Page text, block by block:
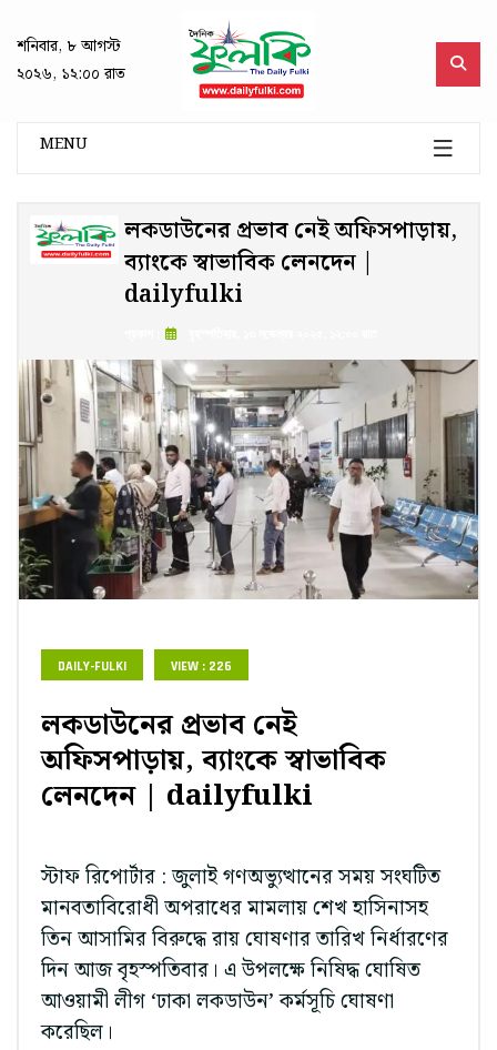
শনিবার, ৮ আগস্ট
২০২৬, ১২:০০ রাত
MENU
লকডাউনের প্রভাব নেই অফিসপাড়ায়,
ব্যাংকে স্বাভাবিক লেনদেন |
dailyfulki
DAILY-FULKI VIEW : 226
লকডাউনের প্রভাব নেই
অফিসপাড়ায়, ব্যাংকে স্বাভাবিক
লেনদেন | dailyfulki
স্টাফ রিপোর্টার : জুলাই গণঅভ্যুত্থানের সময় সংঘটিত
মানবতাবিরোধী অপরাধের মামলায় শেখ হাসিনাসহ
তিন আসামির বিরুদ্ধে রায় ঘোষণার তারিখ নির্ধারণের
দিন আজ বৃহস্পতিবার। এ উপলক্ষে নিষিদ্ধ ঘোষিত
আওয়ামী লীগ ‘ঢাকা লকডাউন’ কর্মসূচি ঘোষণা
করেছিল।